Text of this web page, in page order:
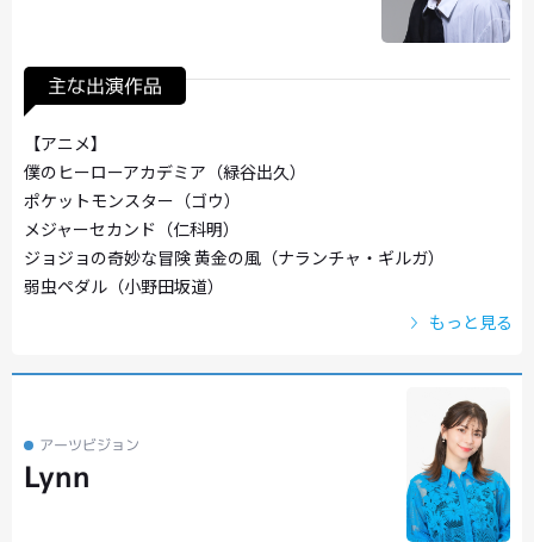
主な出演作品
【アニメ】
僕のヒーローアカデミア（緑谷出久）
ポケットモンスター（ゴウ）
メジャーセカンド（仁科明）
ジョジョの奇妙な冒険 黄金の風（ナランチャ・ギルガ）
弱虫ペダル（小野田坂道）
もっと見る
アーツビジョン
Lynn